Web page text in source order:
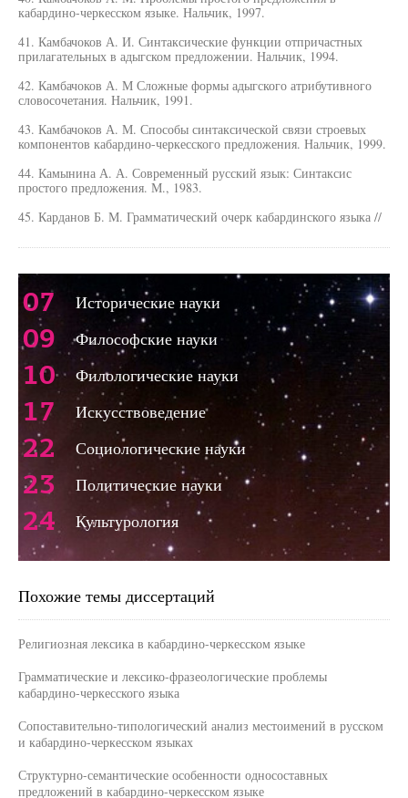
кабардино-черкесском языке. Нальчик, 1997.
41. Камбачоков А. И. Синтаксические функции отпричастных
прилагательных в адыгском предложении. Нальчик, 1994.
42. Камбачоков А. М Сложные формы адыгского атрибутивного
словосочетания. Нальчик, 1991.
43. Камбачоков А. М. Способы синтаксической связи строевых
компонентов кабардино-черкесского предложения. Нальчик, 1999.
44. Камынина А. А. Современный русский язык: Синтаксис
простого предложения. М., 1983.
45. Карданов Б. М. Грамматический очерк кабардинского языка //
07 Исторические науки
09 Философские науки
10 Филологические науки
17 Искусствоведение
22 Социологические науки
23 Политические науки
24 Культурология
Похожие темы диссертаций
Религиозная лексика в кабардино-черкесском языке
Грамматические и лексико-фразеологические проблемы
кабардино-черкесского языка
Сопоставительно-типологический анализ местоимений в русском
и кабардино-черкесском языках
Структурно-семантические особенности односоставных
предложений в кабардино-черкесском языке